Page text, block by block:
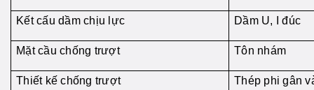
Kết cấu dầm chịu lực Dầm U, I đúc
Mặt cầu chống trượt Tôn nhám
Thiết kế chống trượt Thép phi gân